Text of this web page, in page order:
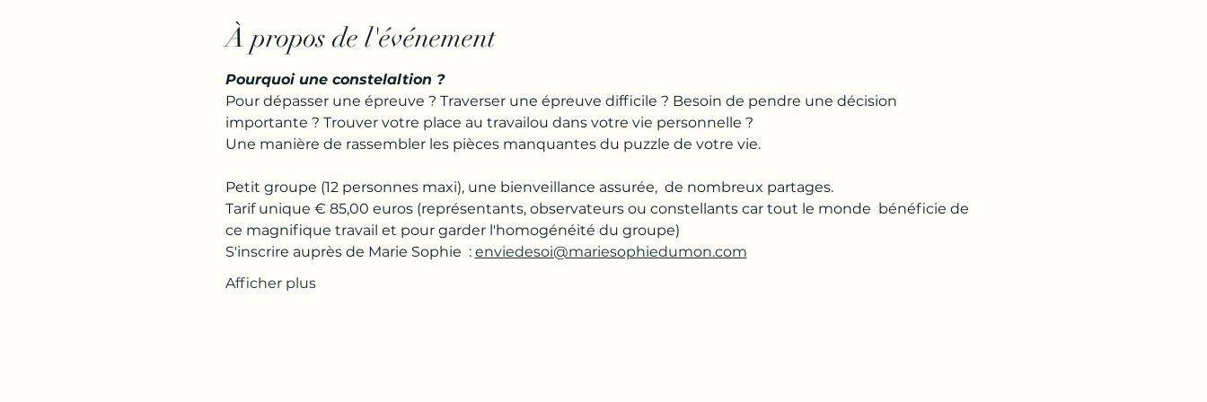
À propos de l'événement
Pourquoi une constelaltion ?
Pour dépasser une épreuve ? Traverser une épreuve difficile ? Besoin de pendre une décision
importante ? Trouver votre place au travailou dans votre vie personnelle ?
Une manière de rassembler les pièces manquantes du puzzle de votre vie.
Petit groupe (12 personnes maxi), une bienveillance assurée,  de nombreux partages.
Tarif unique € 85,00 euros (représentants, observateurs ou constellants car tout le monde  bénéficie de
ce magnifique travail et pour garder l'homogénéité du groupe)
S'inscrire auprès de Marie Sophie  : enviedesoi@mariesophiedumon.com
Afficher plus